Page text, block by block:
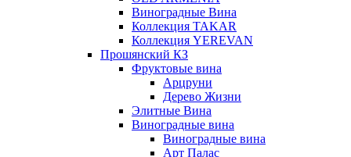
Виноградные Вина
Коллекция TAKAR
Коллекция YEREVAN
Прошянский КЗ
Фруктовые вина
Арцруни
Дерево Жизни
Элитные Вина
Виноградные вина
Виноградные вина
Арт Палас